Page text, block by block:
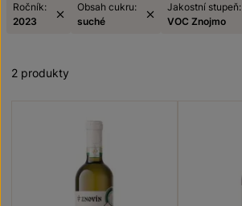
Ročník:
2023
Obsah cukru:
suché
Jakostní stupeň:
VOC Znojmo
2 produkty